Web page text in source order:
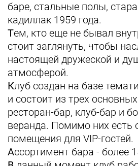
баре, стальные полы,
кадиллак 1959 года.
Тем, кто еще не бывал
стоит заглянуть, чтобы
настоящей дружеской и
атмосферой.
Клуб создан на базе
и состоит из трех
ресторан-бар, клуб-бар и
веранда. Помимо них есть
помещения для VIP-гостей.
Ассортимент бара - более